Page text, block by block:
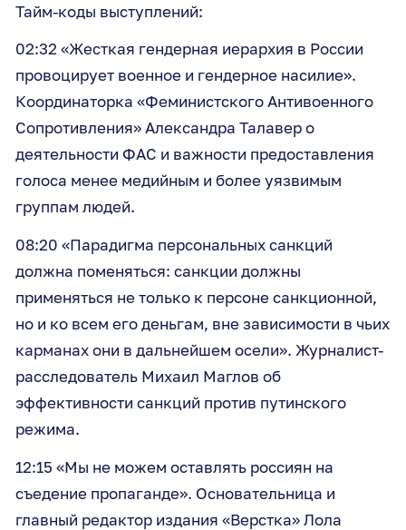
Тайм-коды выступлений:
02:32 «Жесткая гендерная иерархия в России
провоцирует военное и гендерное насилие».
Координаторка «Феминистского Антивоенного
Сопротивления» Александра Талавер о
деятельности ФАС и важности предоставления
голоса менее медийным и более уязвимым
группам людей.
08:20 «Парадигма персональных санкций
должна поменяться: санкции должны
применяться не только к персоне санкционной,
но и ко всем его деньгам, вне зависимости в чьих
карманах они в дальнейшем осели». Журналист-
расследователь Михаил Маглов об
эффективности санкций против путинского
режима.
12:15 «Мы не можем оставлять россиян на
съедение пропаганде». Основательница и
главный редактор издания «Верстка» Лола